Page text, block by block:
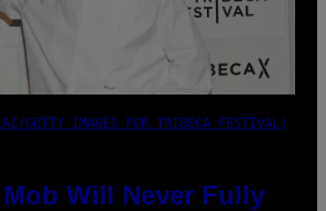
GETTY IMAGES FOR TRIBECA FESTIVAL)
Will Never Fully